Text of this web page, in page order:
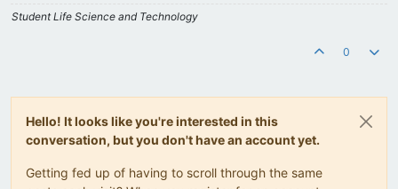
Student Life Science and Technology
0
Hello! It looks like you're interested in this
conversation, but you don't have an account yet.
Getting fed up of having to scroll through the same